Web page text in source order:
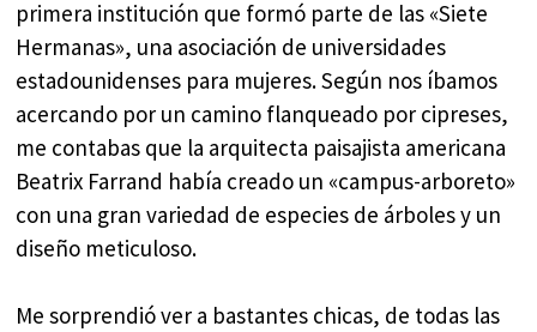
primera institución que formó parte de las «Siete
Hermanas», una asociación de universidades
estadounidenses para mujeres. Según nos íbamos
acercando por un camino flanqueado por cipreses,
me contabas que la arquitecta paisajista americana
Beatrix Farrand había creado un «campus-arboreto»
con una gran variedad de especies de árboles y un
diseño meticuloso.
Me sorprendió ver a bastantes chicas, de todas las